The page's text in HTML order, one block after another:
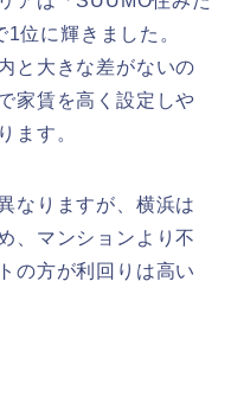
位に輝きました。
と大きな差がないの
家賃を高く設定しや
ます。
なりますが、横浜は
、 マンションより不
の方が利回りは高い